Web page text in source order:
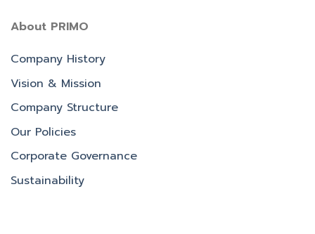
About PRIMO
Company History
Vision & Mission
Company Structure
Our Policies
Corporate Governance
Sustainability